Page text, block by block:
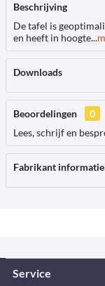
Beschrijving
De tafel is
en heeft in hoogte...
Downloads
Beoordelingen
0
Lees, schrijf en
Fabrikant informatie
Service